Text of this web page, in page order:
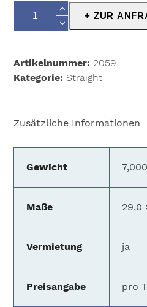
M290
Quatro
(QTV1000)
1m
+ ZUR
Artikelnummer: 2059
Kategorie: Straight
Zusätzliche Informationen
Gewicht
Maße 29,0
Vermietung ja
Preisangabe pro